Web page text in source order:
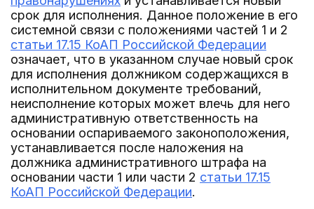
срок для исполнения. Данное положение в его
системной связи с положениями частей 1 и 2
статьи 17.15 КоАП Российской Федерации
означает, что в указанном случае новый срок
для исполнения должником содержащихся в
исполнительном документе требований,
неисполнение которых может влечь для него
административную ответственность на
основании оспариваемого законоположения,
устанавливается после наложения на
должника административного штрафа на
основании части 1 или части 2 статьи 17.15
КоАП Российской Федерации.